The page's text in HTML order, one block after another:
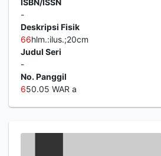
ISBN/ISSN
-
Deskripsi Fisik
66hlm.:ilus.;20cm
Judul Seri
-
No. Panggil
650.05 WAR a